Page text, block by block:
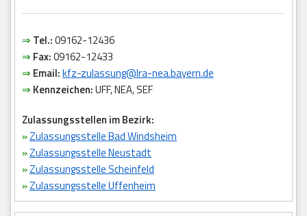
⇒ Tel.:09162-12436
⇒ Fax:09162-12433
⇒ Email:kfz-zulassung@lra-nea.bayern.de
⇒ Kennzeichen:UFF, NEA, SEF
Zulassungsstellen im Bezirk:
»Zulassungsstelle Bad Windsheim
»Zulassungsstelle Neustadt
»Zulassungsstelle Scheinfeld
»Zulassungsstelle Uffenheim